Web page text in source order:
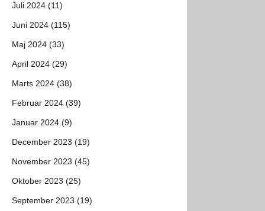
Juli 2024 (11)
Juni 2024 (115)
Maj 2024 (33)
April 2024 (29)
Marts 2024 (38)
Februar 2024 (39)
Januar 2024 (9)
December 2023 (19)
November 2023 (45)
Oktober 2023 (25)
September 2023 (19)